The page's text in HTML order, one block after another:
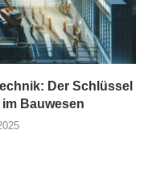
Der Schlüssel
Bauwesen